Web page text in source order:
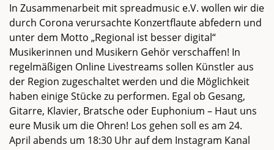
In Zusammenarbeit mit spreadmusic e.V. wollen wir die
durch Corona verursachte Konzertflaute abfedern und
unter dem Motto „Regional ist besser digital“
Musikerinnen und Musikern Gehör verschaffen! In
regelmäßigen Online Livestreams sollen Künstler aus
der Region zugeschaltet werden und die Möglichkeit
haben einige Stücke zu performen. Egal ob Gesang,
Gitarre, Klavier, Bratsche oder Euphonium – Haut uns
eure Musik um die Ohren! Los gehen soll es am 24.
April abends um 18:30 Uhr auf dem Instagram Kanal